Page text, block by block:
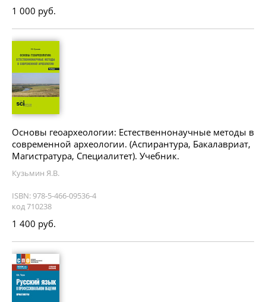
1 000 руб.
Основы геоархеологии: Естественнонаучные методы в
современной археологии. (Аспирантура, Бакалавриат,
Магистратура, Специалитет). Учебник.
Кузьмин Я.В.
ISBN: 978-5-466-09536-4
код 710238
1 400 руб.